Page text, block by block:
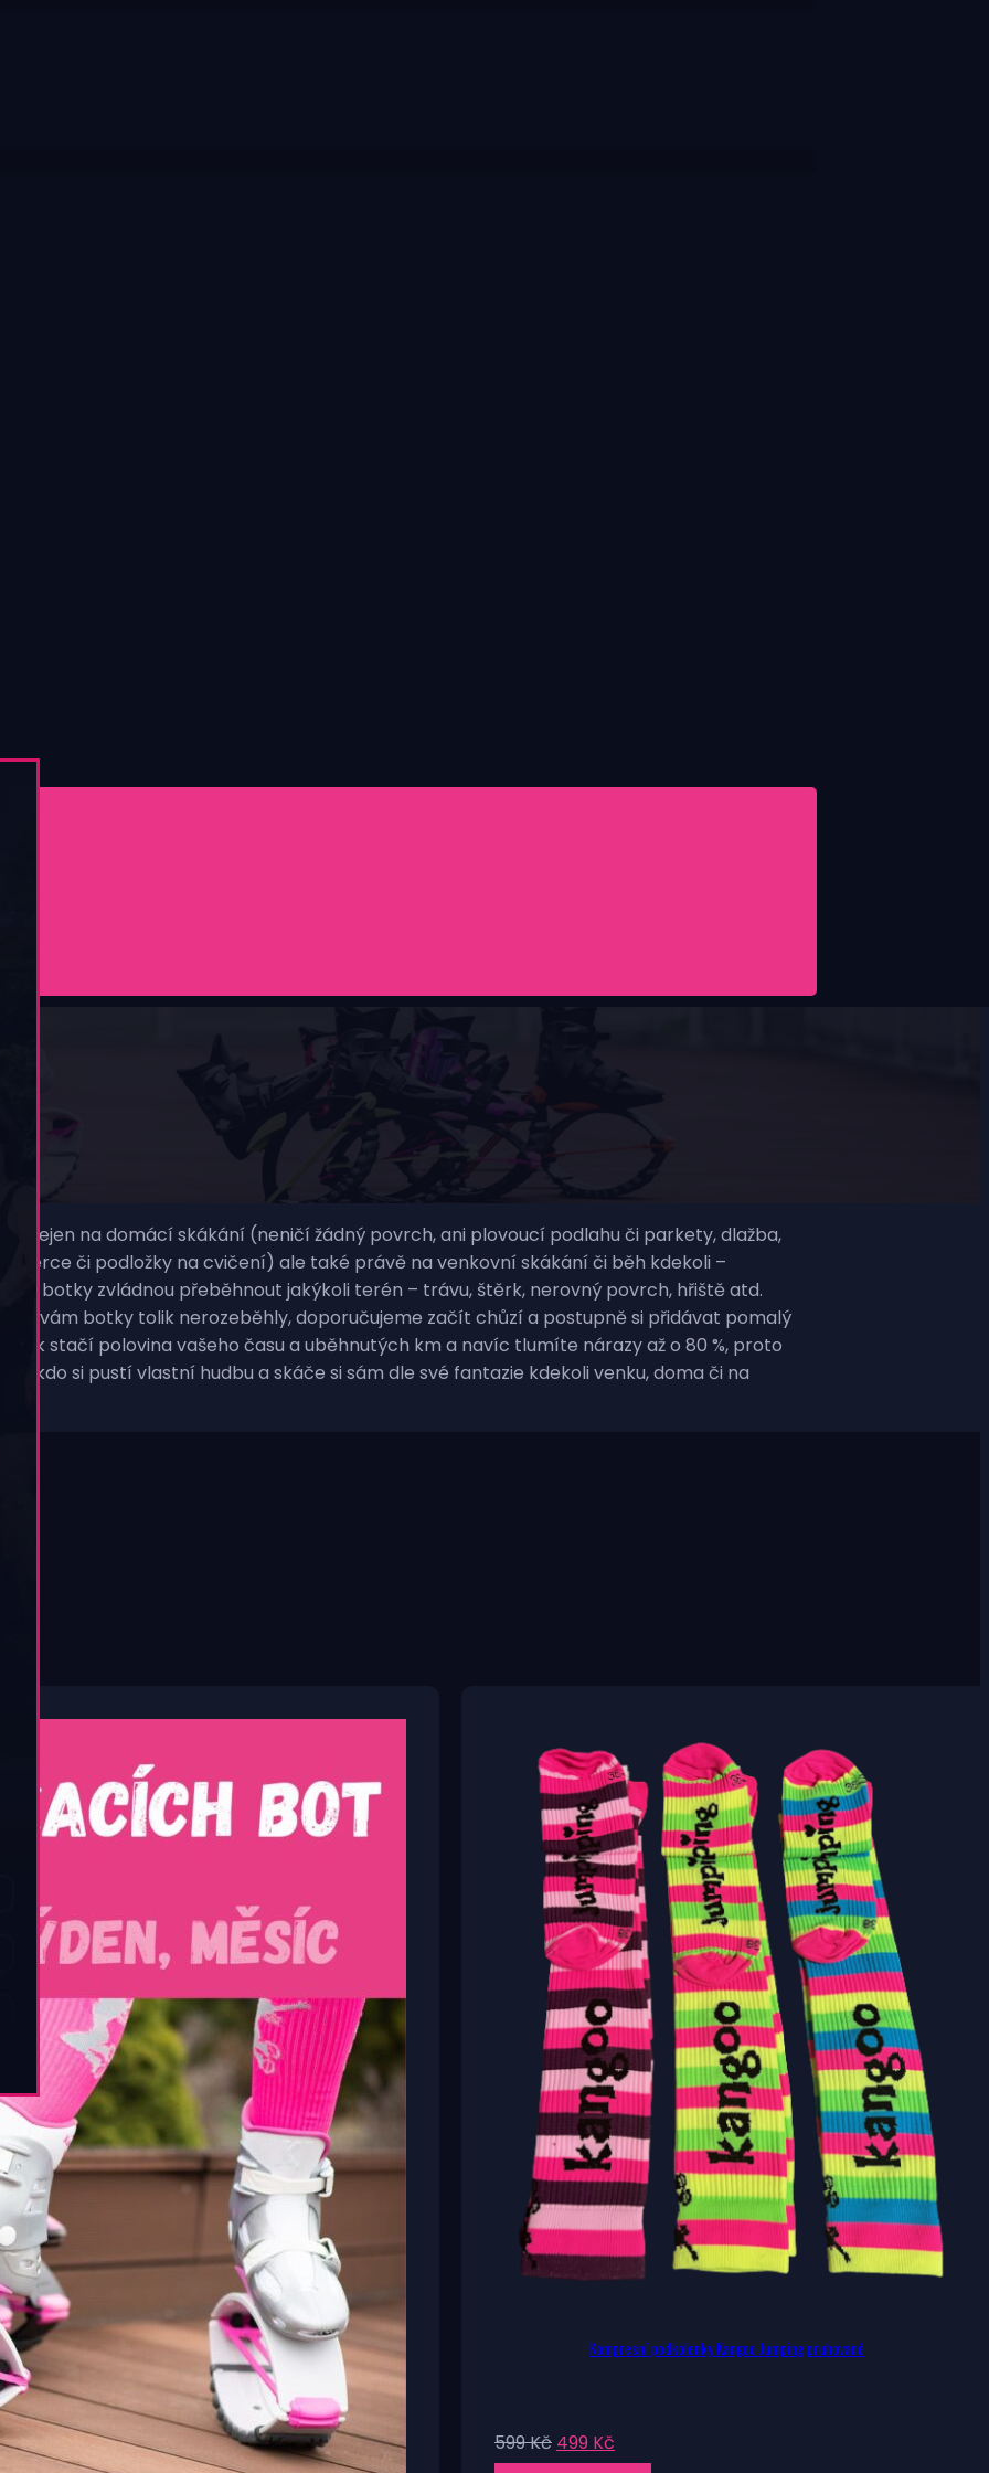
nejen na domácí skákání (neničí žádný povrch, ani plovoucí podlahu či parkety, dlažba,
či podložky na cvičení) ale také právě na venkovní skákání či běh kdekoli –
botky zvládnou přeběhnout jakýkoli terén – trávu, štěrk, nerovný povrch, hřiště atd.
vám botky tolik nerozeběhly, doporučujeme začít chůzí a postupně si přidávat pomalý
tak stačí polovina vašeho času a uběhnutých km a navíc tlumíte nárazy až o 80 %, proto
si pustí vlastní hudbu a skáče si sám dle své fantazie kdekoli venku, doma či na
Kompresní podkolenky Kangoo Jumping pruhované
599Kč Původní
499 Kč